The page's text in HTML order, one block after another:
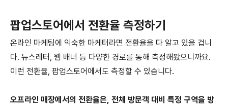
팝업스토어에서 전환율 측정하기
온라인 마케팅에 익숙한 마케터라면 전환율을 다 알고 있을 겁니
다. 뉴스레터, 웹 배너 등 다양한 경로를 통해 측정해봤으니까요.
이런 전환율, 팝업스토어에서도 측정할 수 있습니다.
오프라인 매장에서의 전환율은, 전체 방문객 대비 특정 구역을 방